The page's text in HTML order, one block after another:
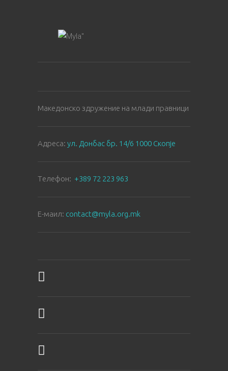
Македонско здружение на млади правници
Aдреса: ул. Донбас бр. 14/6 1000 Скопје
Tелефон: +389 72 223 963
E-маил: contact@myla.org.mk